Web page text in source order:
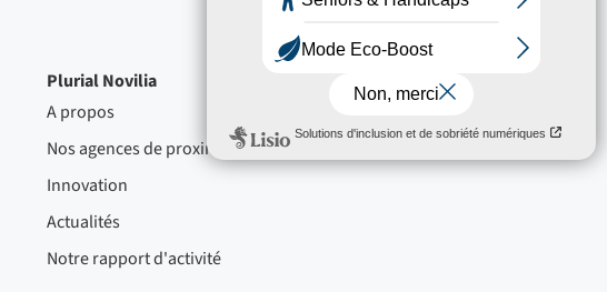
Plurial Novilia
A propos
Nos agences de proximité
Innovation
Actualités
Notre rapport d'activité
Recrutement